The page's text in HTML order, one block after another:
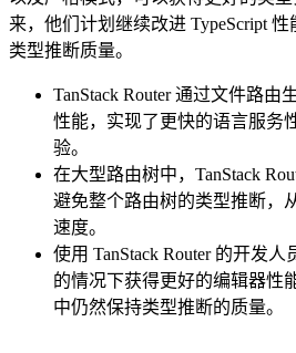
来，他们计划继续改进 TypeScript
类型推断质量。
TanStack Router 通过文件路由
性能，实现了更快的语言服务
验。
在大型路由树中，TanStack
避免整个路由树的类型推断，
速度。
使用 TanStack Router 的开发
的情况下获得更好的编辑器性
中仍然保持类型推断的质量。